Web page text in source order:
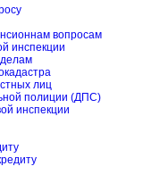
вопросам
инспекции
лиц
полиции (ДПС)
инспекции